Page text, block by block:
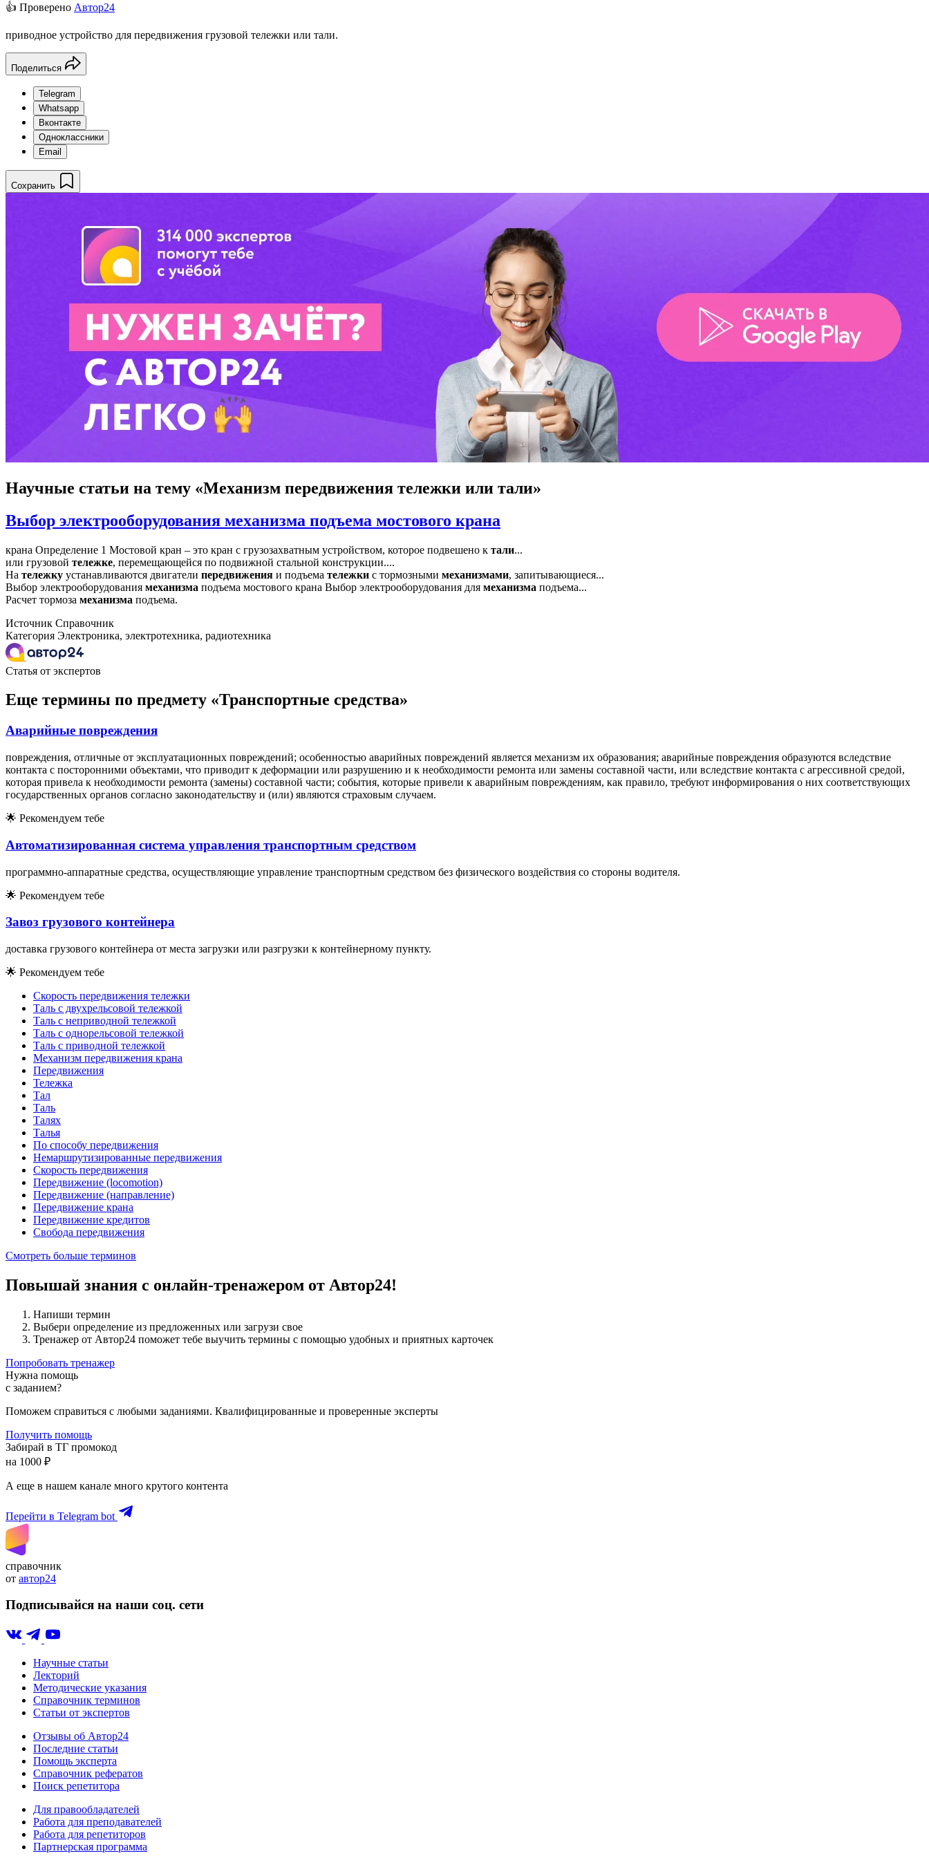
👍 Проверено Автор24
приводное устройство для передвижения грузовой тележки или тали.
Поделиться
Telegram
Whatsapp
Вконтакте
Одноклассники
Email
Сохранить
Научные статьи на тему «Механизм передвижения тележки или тали»
Выбор электрооборудования механизма подъема мостового крана
крана Определение 1 Мостовой кран – это кран с грузозахватным устройством, которое подвешено к тали...
или грузовой тележке, перемещающейся по подвижной стальной конструкции....
На тележку устанавливаются двигатели передвижения и подъема тележки с тормозными механизмами, запитывающиеся...
Выбор электрооборудования механизма подъема мостового крана Выбор электрооборудования для механизма подъема...
Расчет тормоза механизма подъема.
Источник Справочник
Категория Электроника, электротехника, радиотехника
Статья от экспертов
Еще термины по предмету «Транспортные средства»
Аварийные повреждения
повреждения, отличные от эксплуатационных повреждений; особенностью аварийных повреждений является механизм их образования; аварийные повреждения образуются вследствие
контакта с посторонними объектами, что приводит к деформации или разрушению и к необходимости ремонта или замены составной части, или вследствие контакта с агрессивной средой,
которая привела к необходимости ремонта (замены) составной части; события, которые привели к аварийным повреждениям, как правило, требуют информирования о них соответствующих
государственных органов согласно законодательству и (или) являются страховым случаем.
🌟 Рекомендуем тебе
Автоматизированная система управления транспортным средством
программно-аппаратные средства, осуществляющие управление транспортным средством без физического воздействия со стороны водителя.
🌟 Рекомендуем тебе
Завоз грузового контейнера
доставка грузового контейнера от места загрузки или разгрузки к контейнерному пункту.
🌟 Рекомендуем тебе
Скорость передвижения тележки
Таль с двухрельсовой тележкой
Таль с неприводной тележкой
Таль с однорельсовой тележкой
Таль с приводной тележкой
Механизм передвижения крана
Передвижения
Тележка
Тал
Таль
Талях
Талья
По способу передвижения
Немаршрутизированные передвижения
Скорость передвижения
Передвижение (locomotion)
Передвижение (направление)
Передвижение крана
Передвижение кредитов
Свобода передвижения
Смотреть больше терминов
Повышай знания с онлайн-тренажером от Автор24!
Напиши термин
Выбери определение из предложенных или загрузи свое
Тренажер от Автор24 поможет тебе выучить термины с помощью удобных и приятных карточек
Попробовать тренажер
Нужна помощь
с заданием?
Поможем справиться с любыми заданиями. Квалифицированные и проверенные эксперты
Получить помощь
Забирай в ТГ промокод
на 1000 ₽
А еще в нашем канале много крутого контента
Перейти в Telegram bot
справочник
от автор24
Подписывайся на наши соц. сети
Научные статьи
Лекторий
Методические указания
Справочник терминов
Статьи от экспертов
Отзывы об Автор24
Последние статьи
Помощь эксперта
Справочник рефератов
Поиск репетитора
Для правообладателей
Работа для преподавателей
Работа для репетиторов
Партнерская программа